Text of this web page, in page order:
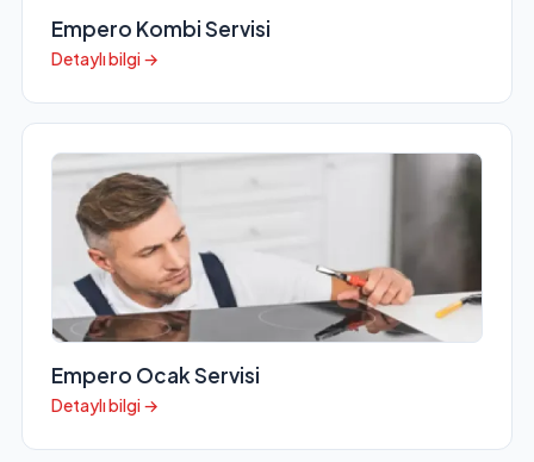
Empero Kombi Servisi
Detaylı bilgi →
Empero Ocak Servisi
Detaylı bilgi →